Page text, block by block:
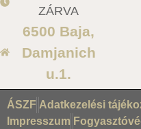
ZÁRVA
6500 Baja,
Damjanich
u.1.
ÁSZF Adatkezelési
Impresszum